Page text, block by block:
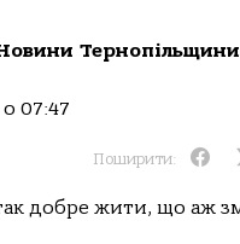
Тернопільщини
07:47
Поширити: